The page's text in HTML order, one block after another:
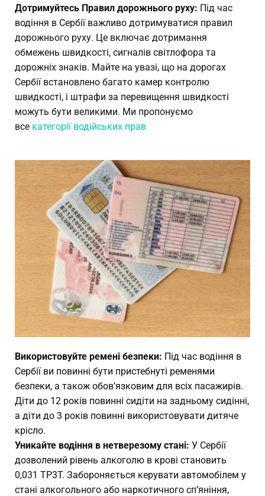
Дотримуйтесь Правил дорожнього руху: Під час
водіння в Сербії важливо дотримуватися правил
дорожнього руху. Це включає дотримання
обмежень швидкості, сигналів світлофора та
дорожніх знаків. Майте на увазі, що на дорогах
Сербії встановлено багато камер контролю
швидкості, і штрафи за перевищення швидкості
можуть бути великими. Ми пропонуємо
все категорії водійських прав
Використовуйте ремені безпеки: Під час водіння в
Сербії ви повинні бути пристебнуті ременями
безпеки, а також обов’язковим для всіх пасажирів.
Діти до 12 років повинні сидіти на задньому сидінні,
а діти до 3 років повинні використовувати дитяче
крісло.
Уникайте водіння в нетверезому стані: У Сербії
дозволений рівень алкоголю в крові становить
0,031 TP3T. Забороняється керувати автомобілем у
стані алкогольного або наркотичного сп’яніння,